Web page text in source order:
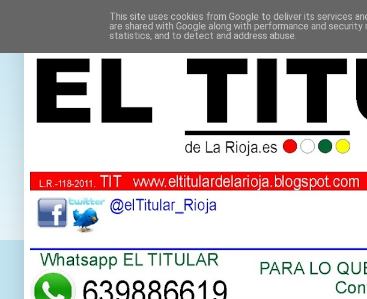
This site uses cookies from Google to deliver its services
are shared with Google along with performance and
statistics, and to detect and address abuse.